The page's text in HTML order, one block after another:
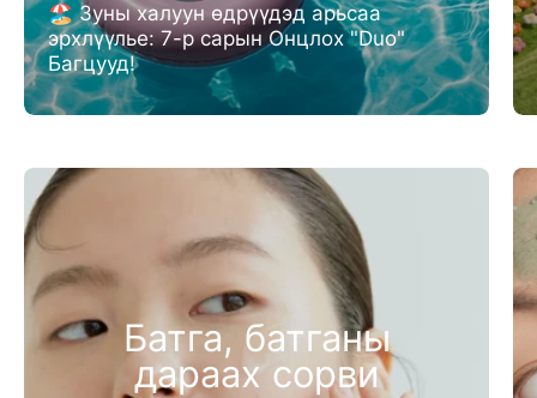
🏖️ Зуны халуун өдрүүдэд арьсаа
эрхлүүлье: 7-р сарын Онцлох "Duo"
Багцууд!
Батга, батганы
дараах сорви